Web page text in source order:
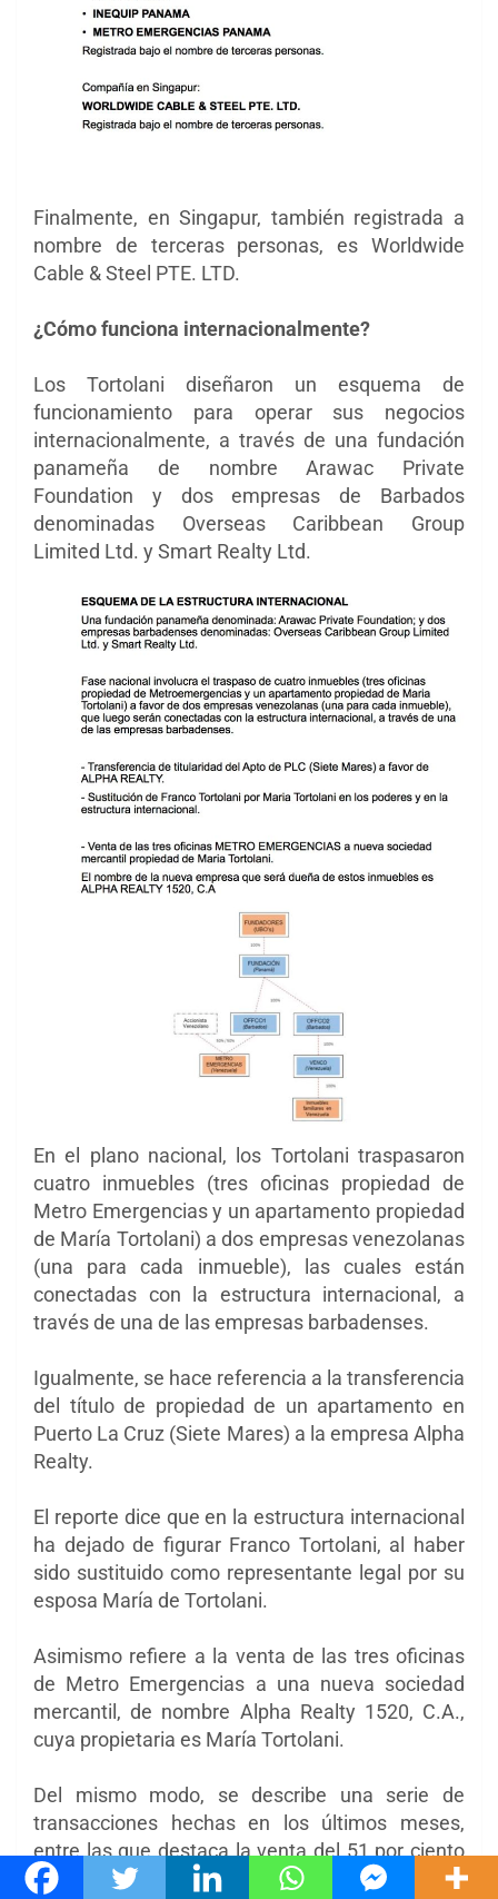
Finalmente, en Singapur, también registrada a
nombre de terceras personas, es Worldwide
Cable & Steel PTE. LTD.
¿Cómo funciona internacionalmente?
Los Tortolani diseñaron un esquema de
funcionamiento para operar sus negocios
internacionalmente, a través de una fundación
panameña de nombre Arawac Private
Foundation y dos empresas de Barbados
denominadas Overseas Caribbean Group
Limited Ltd. y Smart Realty Ltd.
En el plano nacional, los Tortolani traspasaron
cuatro inmuebles (tres oficinas propiedad de
Metro Emergencias y un apartamento propiedad
de María Tortolani) a dos empresas venezolanas
(una para cada inmueble), las cuales están
conectadas con la estructura internacional, a
través de una de las empresas barbadenses.
Igualmente, se hace referencia a la transferencia
del título de propiedad de un apartamento en
Puerto La Cruz (Siete Mares) a la empresa Alpha
Realty.
El reporte dice que en la estructura internacional
ha dejado de figurar Franco Tortolani, al haber
sido sustituido como representante legal por su
esposa María de Tortolani.
Asimismo refiere a la venta de las tres oficinas
de Metro Emergencias a una nueva sociedad
mercantil, de nombre Alpha Realty 1520, C.A.,
cuya propietaria es María Tortolani.
Del mismo modo, se describe una serie de
transacciones hechas en los últimos meses,
entre las que destaca la venta del 51 por ciento
de las acciones de Metro Emergencias a la